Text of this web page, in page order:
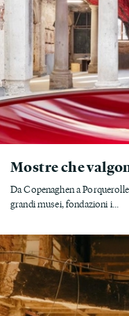
Mostre che
Da Copenaghen a
grandi musei, fondazioni i...